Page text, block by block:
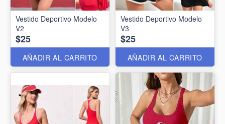
Vestido Deportivo Modelo
V2
$25
AÑADIR AL CARRITO
Vestido Deportivo Modelo
V3
$25
AÑADIR AL CARRITO